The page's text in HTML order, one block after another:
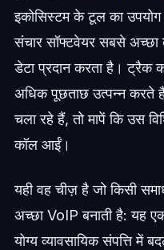
इकोसिस्टम के टूल का
संचार सॉफ्टवेयर सबसे अच्छा
डेटा प्रदान करता है। ट्रैक
अधिक पूछताछ उत्पन्न करते
चला रहे हैं, तो मापें कि उस
कॉल आईं।
यही वह चीज़ है जो किसी
अच्छा VoIP बनाती है: यह
योग्य व्यावसायिक संपत्ति में